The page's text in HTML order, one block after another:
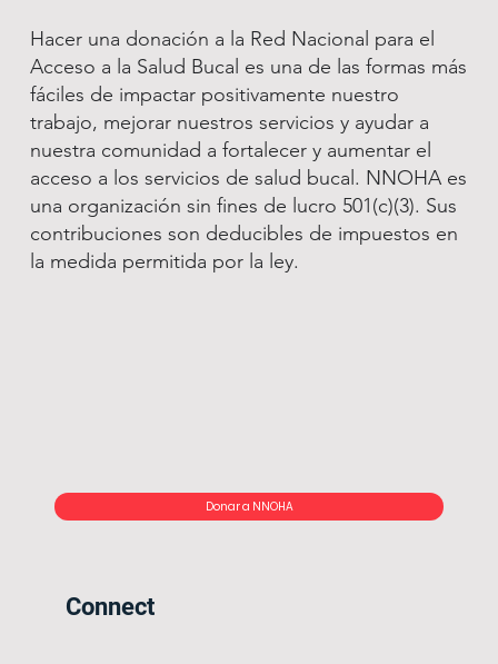
Hacer una donación a la Red Nacional para el
Acceso a la Salud Bucal es una de las formas más
fáciles de impactar positivamente nuestro
trabajo, mejorar nuestros servicios y ayudar a
nuestra comunidad a fortalecer y aumentar el
acceso a los servicios de salud bucal. NNOHA es
una organización sin fines de lucro 501(c)(3). Sus
contribuciones son deducibles de impuestos en
la medida permitida por la ley.
Donar a NNOHA
Connect